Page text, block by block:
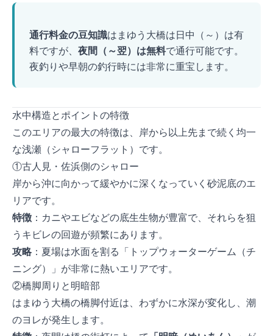
通行料金の豆知識はまゆう大橋は日中（7:00～19:00）は有
料ですが、 夜間（19:00～翌7:00）は無料で通行可能です。
夜釣りや早朝の釣行時には非常に重宝します。
水中構造とポイントの特徴
このエリアの最大の特徴は、岸から50m以上先まで続く均一
な浅瀬（シャローフラット）です。
① 古人見・佐浜側のシャロー
岸から沖に向かって緩やかに深くなっていく砂泥底のエ
リアです。
特徴 ：カニやエビなどの底生生物が豊富で、それらを狙
うキビレの回遊が頻繁にあります。
攻略 ：夏場は水面を割る「トップウォーターゲーム（チ
ニング）」が非常に熱いエリアです。
② 橋脚周りと明暗部
はまゆう大橋の橋脚付近は、わずかに水深が変化し、潮
のヨレが発生します。